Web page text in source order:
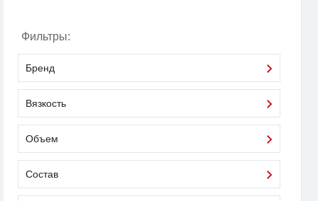
Фильтры:
Бренд
Вязкость
Объем
Состав